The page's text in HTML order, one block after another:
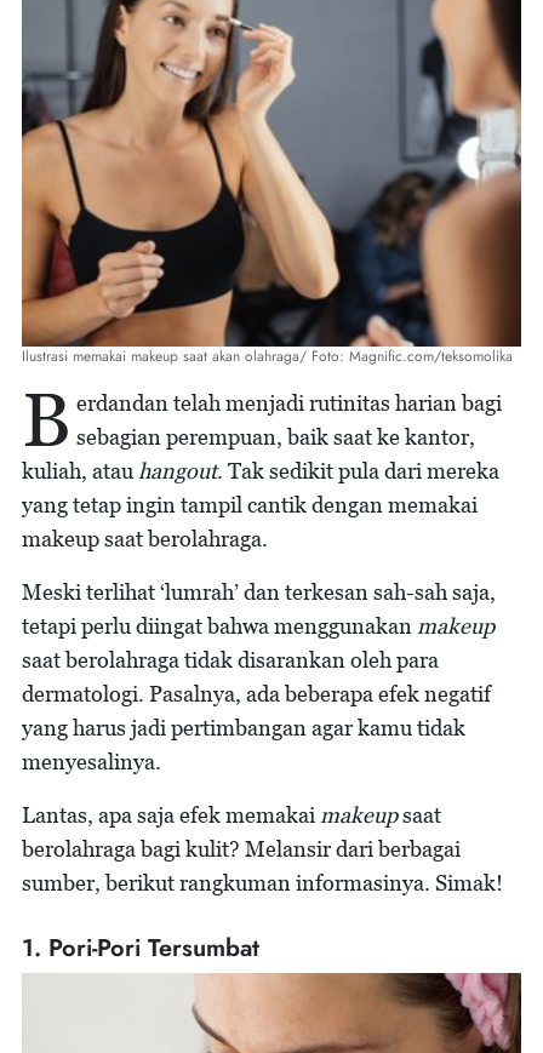
Ilustrasi memakai makeup saat akan olahraga/ Foto: Magnific.com/teksomolika
B erdandan telah menjadi rutinitas harian bagi
sebagian perempuan, baik saat ke kantor,
kuliah, atau hangout. Tak sedikit pula dari mereka
yang tetap ingin tampil cantik dengan memakai
makeup saat berolahraga.
Meski terlihat ‘lumrah’ dan terkesan sah-sah saja,
tetapi perlu diingat bahwa menggunakan makeup
saat berolahraga tidak disarankan oleh para
dermatologi. Pasalnya, ada beberapa efek negatif
yang harus jadi pertimbangan agar kamu tidak
menyesalinya.
Lantas, apa saja efek memakai makeupsaat
berolahraga bagi kulit? Melansir dari berbagai
sumber, berikut rangkuman informasinya. Simak!
1. Pori-Pori Tersumbat